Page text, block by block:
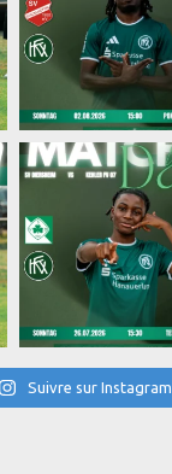
Suivre sur Instagram